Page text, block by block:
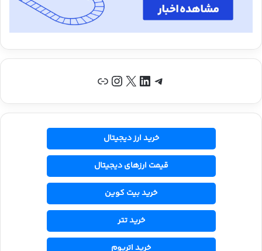
تلگرام لینکداین X اینستاگرم پیوند
خرید ارز دیجیتال
قیمت ارزهای دیجیتال
خرید بیت کوین
خرید تتر
خرید اتریوم